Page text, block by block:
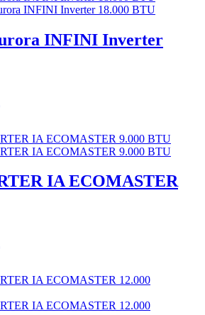
INFINI Inverter
IA ECOMASTER